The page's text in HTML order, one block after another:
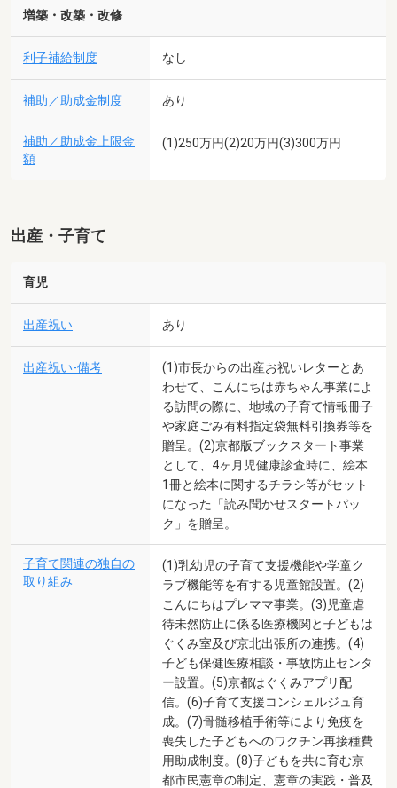
増築・改築・改修
利子補給制度 なし
補助／助成金制度 あり
補助／助成金上限金
額
(1)250万円(2)20万円(3)300万円
出産・子育て
育児
出産祝い あり
出産祝い-備考
(1)市長からの出産お祝いレターとあ
わせて、こんにちは赤ちゃん事業によ
る訪問の際に、地域の子育て情報冊子
や家庭ごみ有料指定袋無料引換券等を
贈呈。(2)京都版ブックスタート事業
として、4ヶ月児健康診査時に、絵本
1冊と絵本に関するチラシ等がセット
になった「読み聞かせスタートパッ
ク」を贈呈。
子育て関連の独自の
取り組み
(1)乳幼児の子育て支援機能や学童ク
ラブ機能等を有する児童館設置。(2)
こんにちはプレママ事業。(3)児童虐
待未然防止に係る医療機関と子どもは
ぐくみ室及び京北出張所の連携。(4)
子ども保健医療相談・事故防止センタ
ー設置。(5)京都はぐくみアプリ配
信。(6)子育て支援コンシェルジュ育
成。(7)骨髄移植手術等により免疫を
喪失した子どもへのワクチン再接種費
用助成制度。(8)子どもを共に育む京
都市民憲章の制定、憲章の実践・普及